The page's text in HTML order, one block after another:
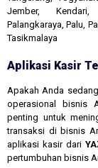
Jember,
Palangkaraya, Palu,
Tasikmalaya
Aplikasi Kasir
Apakah Anda
operasional bisnis
penting untuk
transaksi di bisnis
aplikasi kasir dari
pertumbuhan bisnis